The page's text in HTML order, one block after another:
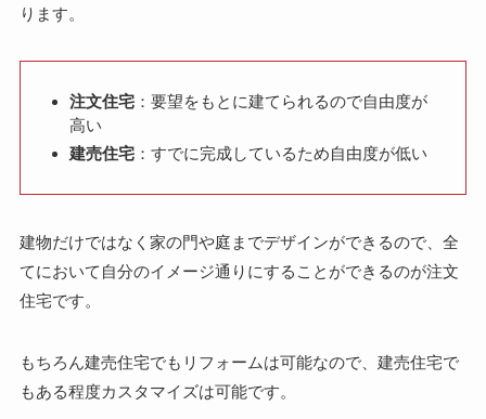
ります。
注文住宅：要望をもとに建てられるので自由度が
高い
建売住宅：すでに完成しているため自由度が低い
建物だけではなく家の門や庭までデザインができるので、全
てにおいて自分のイメージ通りにすることができるのが注文
住宅です。
もちろん建売住宅でもリフォームは可能なので、建売住宅で
もある程度カスタマイズは可能です。